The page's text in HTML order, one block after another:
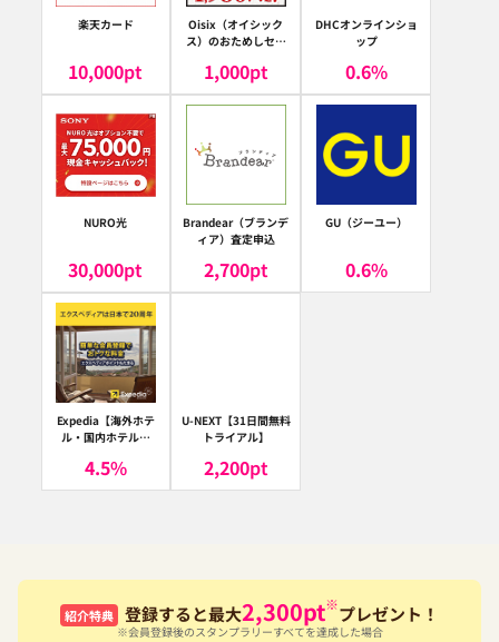
楽天カード
10,000pt
Oisix（オイシック
ス）のおためしセッ
1,000pt
DHCオンラインショ
ップ
0.6%
NURO光
30,000pt
Brandear（ブランデ
ィア）査定申込
2,700pt
GU（ジーユー）
0.6%
Expedia【海外ホテ
ル・国内ホテル予
ア）
4.5%
U-NEXT【31日間無料
トライアル】
2,200pt
紹介特典 登録すると最大2,300pt※プレゼント！
※会員登録後のスタンプラリーすべてを達成した場合